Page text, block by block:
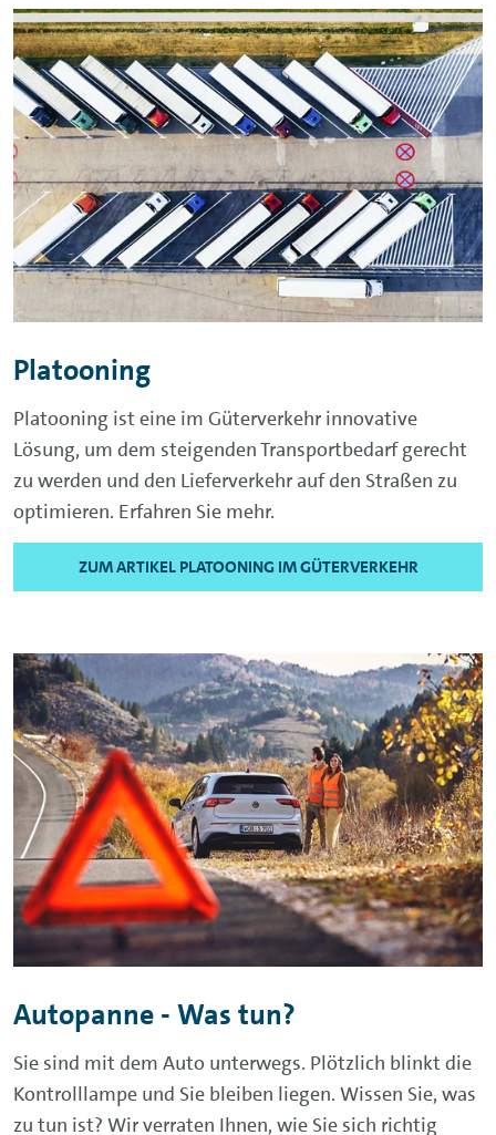
Platooning
Platooning ist eine im Güterverkehr innovative
Lösung, um dem steigenden Transportbedarf gerecht
zu werden und den Lieferverkehr auf den Straßen zu
optimieren. Erfahren Sie mehr.
ZUM ARTIKEL PLATOONING IM GÜTERVERKEHR
Autopanne - Was tun?
Sie sind mit dem Auto unterwegs. Plötzlich blinkt die
Kontrolllampe und Sie bleiben liegen. Wissen Sie, was
zu tun ist? Wir verraten Ihnen, wie Sie sich richtig